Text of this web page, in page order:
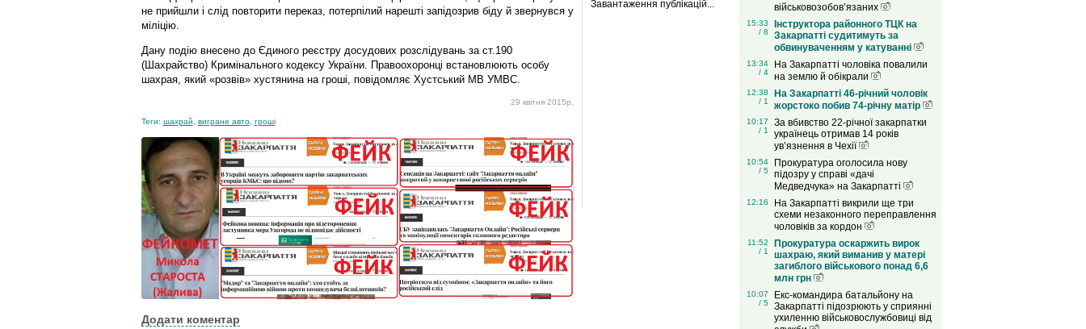
не прийшли і слід повторити переказ, потерпілий нарешті запідозрив біду й звернувся у
міліцію.
Дану подію внесено до Єдиного реєстру досудових розслідувань за ст.190
(Шахрайство) Кримінального кодексу України. Правоохоронці встановлюють особу
шахрая, який «розвів» хустянина на гроші, повідомляє Хустський МВ УМВС.
29 квітня 2015р.
Теги: шахрай вигране авто, гроші
Додати коментар
Завантаження публікацій...
військовозобов’язаних
15:33
/ 8
Інструктора районного ТЦК на
Закарпатті судитимуть за
обвинуваченням у катуванні
13:34
/ 4
На Закарпатті чоловіка повалили
на землю й обікрали
12:38
/ 1
На Закарпатті 46-річний чоловік
жорстоко побив 74-річну матір
10:17
/ 1
За вбивство 22-річної закарпатки
українець отримав 14 років
ув’язнення в Чехії
10:54
/ 5
Прокуратура оголосила нову
підозру у справі «дачі
Медведчука» на Закарпатті
12:16
На Закарпатті викрили ще три
схеми незаконного переправлення
чоловіків за кордон
11:52
/ 1
Прокуратура оскаржить вирок
шахраю, який виманив у матері
загиблого військового понад 6,6
млн грн
10:07
/ 5
Екс-командира батальйону на
Закарпатті підозрюють у сприянні
ухиленню військовослужбовиці від